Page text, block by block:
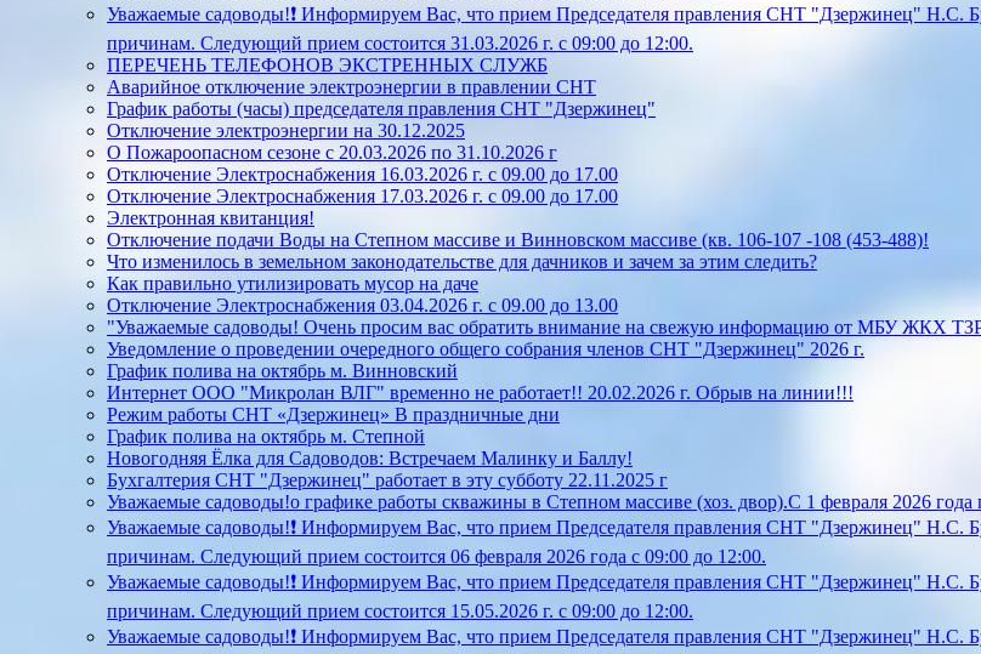
Уважаемые садоводы!❗ Информируем Вас, что прием Председателя правления СНТ "Дзержинец" Н.С.
причинам. Следующий прием состоится 31.03.2026 г. с 09:00 до 12:00.
ПЕРЕЧЕНЬ ТЕЛЕФОНОВ ЭКСТРЕННЫХ СЛУЖБ
Аварийное отключение электроэнергии в правлении СНТ
График работы (часы) председателя правления СНТ "Дзержинец"
Отключение электроэнергии на 30.12.2025
О Пожароопасном сезоне с 20.03.2026 по 31.10.2026 г
Отключение Электроснабжения 16.03.2026 г. с 09.00 до 17.00
Отключение Электроснабжения 17.03.2026 г. с 09.00 до 17.00
Электронная квитанция!
Отключение подачи Воды на Степном массиве и Винновском массиве (кв. 106-107 -108 (453-488)!
Что изменилось в земельном законодательстве для дачников и зачем за этим следить?
Как правильно утилизировать мусор на даче
Отключение Электроснабжения 03.04.2026 г. с 09.00 до 13.00
"Уважаемые садоводы! Очень просим вас обратить внимание на свежую информацию от МБУ ЖКХ
Уведомление о проведении очередного общего собрания членов СНТ "Дзержинец" 2026 г.
График полива на октябрь м. Винновский
Интернет ООО "Микролан ВЛГ" временно не работает!! 20.02.2026 г. Обрыв на линии!!!
Режим работы СНТ «Дзержинец» В праздничные дни
График полива на октябрь м. Степной
Новогодняя Ёлка для Садоводов: Встречаем Малинку и Баллу!
Бухгалтерия СНТ "Дзержинец" работает в эту субботу 22.11.2025 г
Уважаемые садоводы!о графике работы скважины в Степном массиве (хоз. двор).С 1 февраля 2026 года
Уважаемые садоводы!❗ Информируем Вас, что прием Председателя правления СНТ "Дзержинец" Н.С.
причинам. Следующий прием состоится 06 февраля 2026 года с 09:00 до 12:00.
Уважаемые садоводы!❗ Информируем Вас, что прием Председателя правления СНТ "Дзержинец" Н.С.
причинам. Следующий прием состоится 15.05.2026 г. с 09:00 до 12:00.
Уважаемые садоводы!❗ Информируем Вас, что прием Председателя правления СНТ "Дзержинец" Н.С.